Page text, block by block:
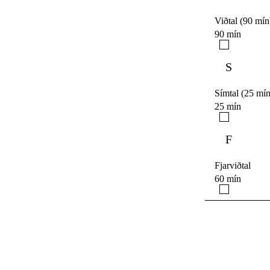
Viðtal (90
90 mín
S
Símtal (25
25 mín
F
Fjarviðtal
60 mín